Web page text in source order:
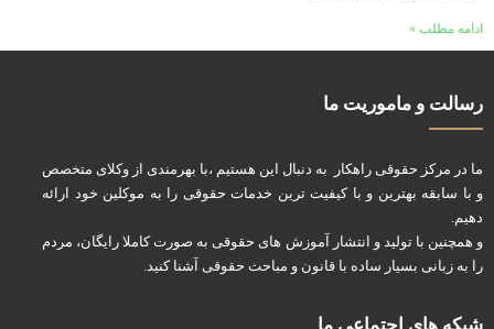
ادامه مطلب »
رسالت و ماموریت ما
ما در مرکز حقوقی راهکار به دنبال این هستیم ،با بهرمندی از وکلای متخصص
و با سابقه بهترین و با کیفیت ترین خدمات حقوقی را به موکلین خود ارائه
دهیم.
و همچنین با تولید و انتشار آموزش های حقوقی به صورت کاملا رایگان، مردم
را به زبانی بسیار ساده با قانون و مباحث حقوقی آشنا کنید.